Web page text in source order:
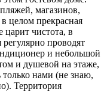
магазинов,
целом прекрасная
царит чистота, в
проводят
и небольшой
и душевой на этаже,
только нами (не знаю,
Территория